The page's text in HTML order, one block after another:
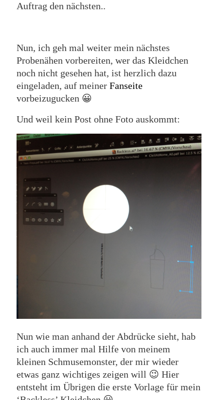
Auftrag den nächsten..
Nun, ich geh mal weiter mein nächstes
Probenähen vorbereiten, wer das Kleidchen
noch nicht gesehen hat, ist herzlich dazu
eingeladen, auf meiner Fanseite
vorbeizugucken 😀
Und weil kein Post ohne Foto auskommt:
Nun wie man anhand der Abdrücke sieht, hab
ich auch immer mal Hilfe von meinem
kleinen Schmusemonster, der mir wieder
etwas ganz wichtiges zeigen will 😉 Hier
entsteht im Übrigen die erste Vorlage für mein